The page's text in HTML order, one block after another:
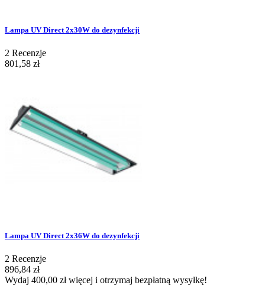
Lampa UV Direct 2x30W do dezynfekcji
2 Recenzje
801,58 zł
Lampa UV Direct 2x36W do dezynfekcji
2 Recenzje
896,84 zł
Wydaj 400,00 złwięcej i otrzymaj bezpłatną wysyłkę!